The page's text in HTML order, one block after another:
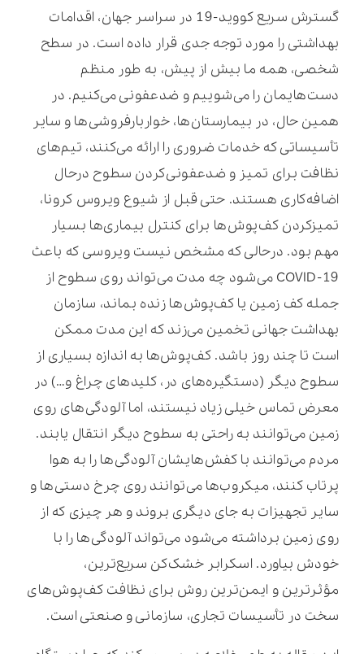
گسترش سریع کووید-19 در سراسر جهان، اقدامات
بهداشتی را مورد توجه جدی قرار داده است. در سطح
شخصی، همه ما بیش از پیش، به طور منظم
دست‌هایمان را می‌شوییم و ضدعفونی می‌کنیم. در
همین حال، در بیمارستان‌ها، خواربارفروشی‌ها و سایر
تأسیساتی که خدمات ضروری را ارائه می‌کنند، تیم‌های
نظافت برای تمیز و ضدعفونی‌کردن سطوح درحال
اضافه‌کاری هستند. حتی قبل از شیوع ویروس کرونا،
تمیزکردن کف‌پوش‌ها برای کنترل بیماری‌ها بسیار
مهم بود. درحالی که مشخص نیست ویروسی که باعث
COVID-19 می‌شود چه مدت می‌تواند روی سطوح از
جمله کف‌ زمین یا کف‌پوش‌ها زنده بماند، سازمان
بهداشت جهانی تخمین می‌زند که این مدت ممکن
است تا چند روز باشد. کف‌پوش‌ها به اندازه بسیاری از
سطوح دیگر (دستگیره‌های در، کلیدهای چراغ و…) در
معرض تماس خیلی زیاد نیستند، اما آلودگی‌های روی
زمین می‌توانند به راحتی به سطوح دیگر انتقال یابند.
مردم می‌توانند با کفش‌هایشان آلودگی‌ها را به هوا
پرتاب کنند، میکروب‌ها می‌توانند روی چرخ‌ دستی‌ها و
سایر تجهیزات به جای دیگری بروند و هر چیزی که از
روی زمین برداشته می‌شود می‌تواند آلودگی‌ها را با
خودش بیاورد. اسکرابر خشک‌کن سریع‌ترین،
مؤثرترین و ایمن‌ترین روش برای نظافت کف‌پوش‌های
سخت در تأسیسات تجاری، سازمانی و صنعتی است.